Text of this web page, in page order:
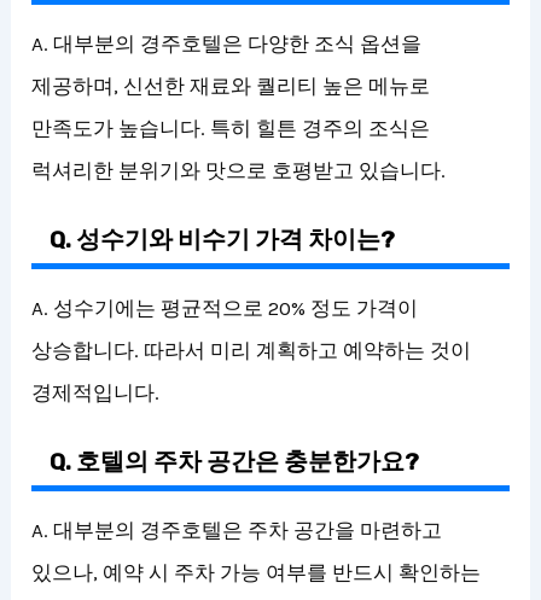
A. 대부분의 경주호텔은 다양한 조식 옵션을
제공하며, 신선한 재료와 퀄리티 높은 메뉴로
만족도가 높습니다. 특히 힐튼 경주의 조식은
럭셔리한 분위기와 맛으로 호평받고 있습니다.
Q. 성수기와 비수기 가격 차이는?
A. 성수기에는 평균적으로 20% 정도 가격이
상승합니다. 따라서 미리 계획하고 예약하는 것이
경제적입니다.
Q. 호텔의 주차 공간은 충분한가요?
A. 대부분의 경주호텔은 주차 공간을 마련하고
있으나, 예약 시 주차 가능 여부를 반드시 확인하는